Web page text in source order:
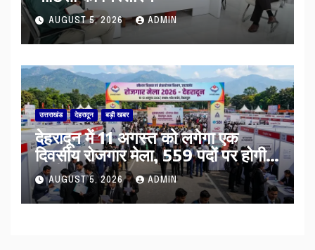
AUGUST 5, 2026 ADMIN
उत्तराखंड देहरादून बड़ी खबर
​देहरादून में 11 अगस्त को लगेगा एक
दिवसीय रोजगार मेला, 559 पदों पर होगी
भर्तीAUGUST 5, 2026 ADMIN